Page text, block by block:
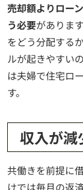
売却額よりロー
う必要がありま
をどう分配する
ルが起きやすい
は夫婦で住宅ロ
す。
収入が減
共働きを前提に